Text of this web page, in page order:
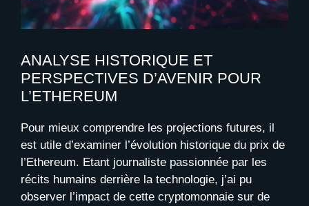
ANALYSE HISTORIQUE ET
PERSPECTIVES D’AVENIR POUR
L’ETHEREUM
Pour mieux comprendre les projections futures, il
est utile d’examiner l’évolution historique du prix de
l’Ethereum. Etant journaliste passionnée par les
récits humains derrière la technologie, j’ai pu
observer l’impact de cette cryptomonnaie sur de